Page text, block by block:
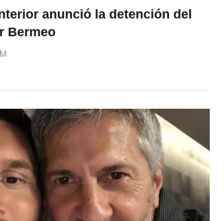
anunció la detención del
Bermeo